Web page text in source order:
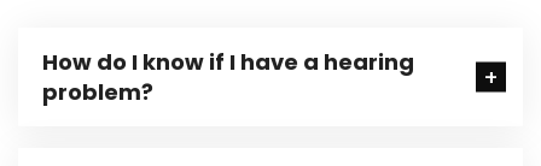
How do I know if I have a hearing
problem?